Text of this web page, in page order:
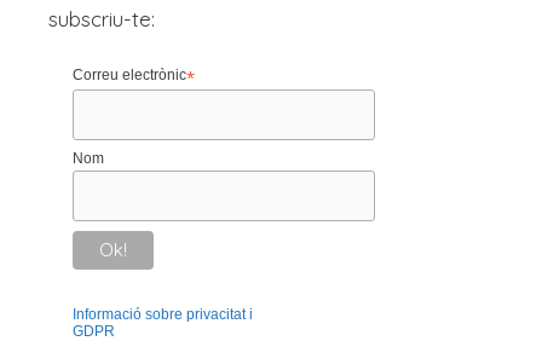
subscriu-te:
Correu electrònic*
Nom
Informació sobre privacitat i
GDPR